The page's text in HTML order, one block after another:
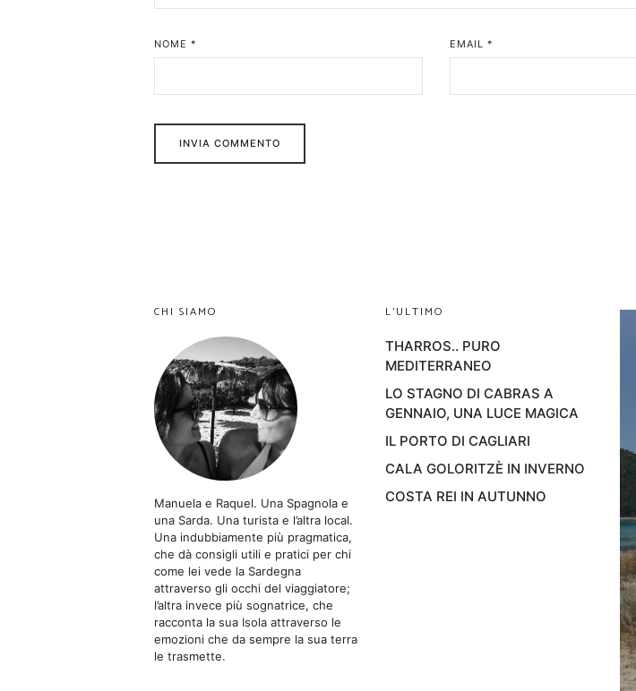
NOME * EMAIL *
CHI SIAMO
Manuela e Raquel. Una Spagnola e
una Sarda. Una turista e l’altra local.
Una indubbiamente più pragmatica,
che dà consigli utili e pratici per chi
come lei vede la Sardegna
attraverso gli occhi del viaggiatore;
l’altra invece più sognatrice, che
racconta la sua Isola attraverso le
emozioni che da sempre la sua terra
le trasmette.
L’ULTIMO
THARROS.. PURO
MEDITERRANEO
LO STAGNO DI CABRAS A
GENNAIO, UNA LUCE MAGICA
IL PORTO DI CAGLIARI
CALA GOLORITZÈ IN INVERNO
COSTA REI IN AUTUNNO